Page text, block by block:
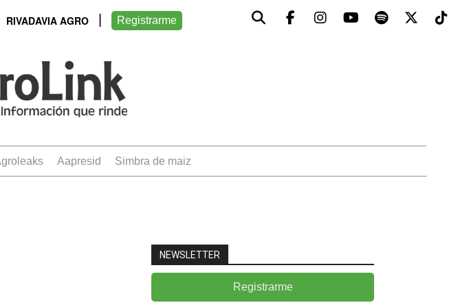
RIVADAVIA AGRO Registrarme
Agroleaks aapresid simbra de maiz
NEWSLETTER
Registrarme